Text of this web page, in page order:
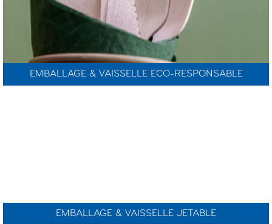
EMBALLAGE & VAISSELLE ECO-RESPONSABLE
EMBALLAGE & VAISSELLE JETABLE